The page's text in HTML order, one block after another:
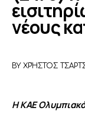
MEET
νέους
BY ΧΡΉΣΤΟΣ
Η ΚΑΕ